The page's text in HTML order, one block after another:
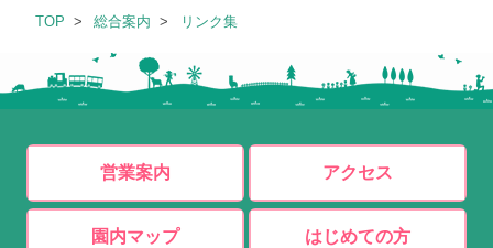
TOP 総合案内 リンク集
営業案内 アクセス
園内マップ はじめての方